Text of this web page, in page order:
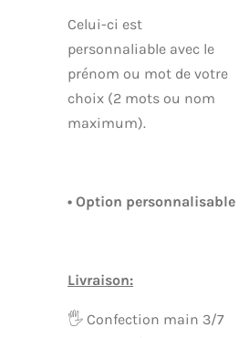
Celui-ci est
personnaliable avec le
prénom ou mot de votre
choix (2 mots ou nom
maximum).
• Option personnalisable
Livraison:
🖐 Confection main 3/7